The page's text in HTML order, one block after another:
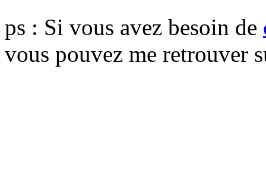
ps : Si vous avez besoin de
vous pouvez me retrouver